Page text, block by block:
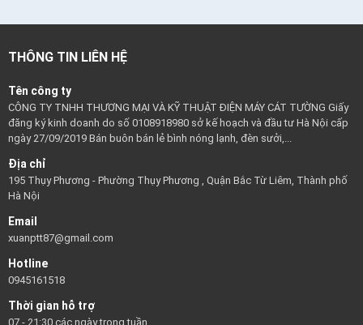
THÔNG TIN LIÊN HỆ
Tên công ty
CÔNG TY TNHH THƯƠNG MẠI VÀ KỸ THUẬT ĐIỆN MÁY CÁT TƯỜNG Giấy
đăng ký kinh doanh do số 0108918980 sở kế hoạch và đầu tư Hà Nội cấp
ngày 27/09/2019 Bán buôn bán lẻ bình nóng lạnh, đèn sưởi,...
Địa chỉ
195 Thụy Phương - Phường Thụy Phương , Quận Bắc Từ Liêm, Thành phố
Hà Nội
Email
xuanptt87@gmail.com
Hotline
0945161518
Thời gian hỗ trợ
07 - 21:30 các ngày trong tuần